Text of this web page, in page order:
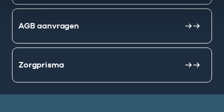
AGB aanvragen
Zorgprisma